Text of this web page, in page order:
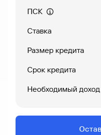
ПСК
Ставка
Размер кредита
Срок кредита
Необходимый доход